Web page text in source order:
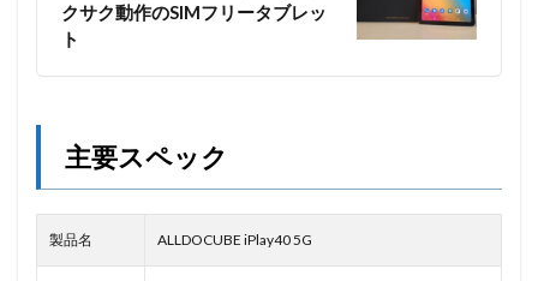
クサク動作のSIMフリータブレッ
ト
主要スペック
製品名 ALLDOCUBE iPlay40 5G